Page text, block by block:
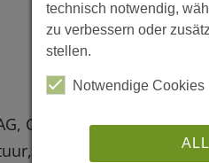
CH-Schwyz; MedPlan
NL-Amersfoort
technisch notwendig,
zu verbessern oder
stellen.
Notwendige Cookies